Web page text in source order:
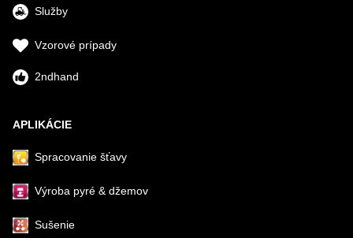
Služby
Vzorové prípady
2ndhand
APLIKÁCIE
Spracovanie šťavy
Výroba pyré & džemov
Sušenie